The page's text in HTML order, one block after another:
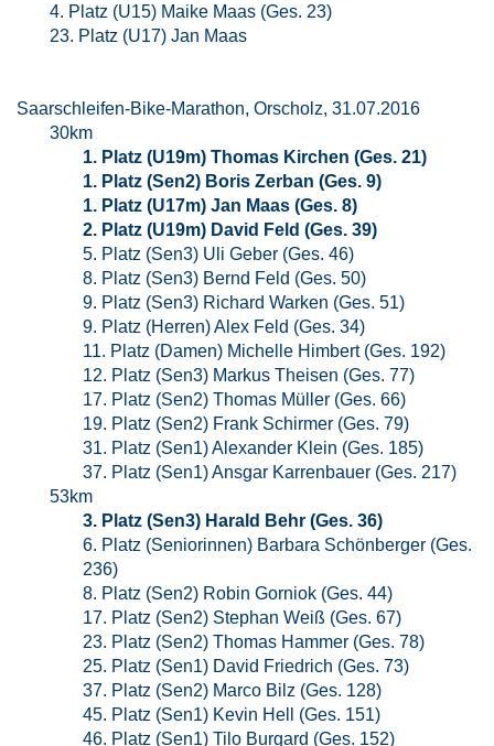
4. Platz (U15) Maike Maas (Ges. 23)
23. Platz (U17) Jan Maas
Saarschleifen-Bike-Marathon, Orscholz, 31.07.2016
30km
1. Platz (U19m) Thomas Kirchen (Ges. 21)
1. Platz (Sen2) Boris Zerban (Ges. 9)
1. Platz (U17m) Jan Maas (Ges. 8)
2. Platz (U19m) David Feld (Ges. 39)
5. Platz (Sen3) Uli Geber (Ges. 46)
8. Platz (Sen3) Bernd Feld (Ges. 50)
9. Platz (Sen3) Richard Warken (Ges. 51)
9. Platz (Herren) Alex Feld (Ges. 34)
11. Platz (Damen) Michelle Himbert (Ges. 192)
12. Platz (Sen3) Markus Theisen (Ges. 77)
17. Platz (Sen2) Thomas Müller (Ges. 66)
19. Platz (Sen2) Frank Schirmer (Ges. 79)
31. Platz (Sen1) Alexander Klein (Ges. 185)
37. Platz (Sen1) Ansgar Karrenbauer (Ges. 217)
53km
3. Platz (Sen3) Harald Behr (Ges. 36)
6. Platz (Seniorinnen) Barbara Schönberger (Ges.
236)
8. Platz (Sen2) Robin Gorniok (Ges. 44)
17. Platz (Sen2) Stephan Weiß (Ges. 67)
23. Platz (Sen2) Thomas Hammer (Ges. 78)
25. Platz (Sen1) David Friedrich (Ges. 73)
37. Platz (Sen2) Marco Bilz (Ges. 128)
45. Platz (Sen1) Kevin Hell (Ges. 151)
46. Platz (Sen1) Tilo Burgard (Ges. 152)